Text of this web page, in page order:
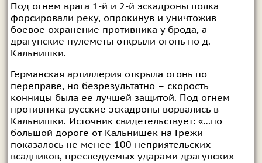
Под огнем врага 1-й и 2-й эскадроны полка
форсировали реку, опрокинув и уничтожив
боевое охранение противника у брода, а
драгунские пулеметы открыли огонь по д.
Кальнишки.
Германская артиллерия открыла огонь по
переправе, но безрезультатно – скорость
конницы была ее лучшей защитой. Под огнем
противника русские эскадроны ворвались в
Кальнишки. Источник свидетельствует: «…по
большой дороге от Кальнишек на Грежи
показалось не менее 100 неприятельских
всадников, преследуемых ударами драгунских